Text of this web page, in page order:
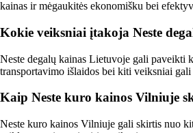
kainas ir mėgaukitės ekonomišku bei
Kokie veiksniai įtakoja Neste
Neste degalų kainas Lietuvoje gali paveikti
transportavimo išlaidos bei kiti veiksniai
Kaip Neste kuro kainos Vilniuje
Neste kuro kainos Vilniuje gali skirtis nuo